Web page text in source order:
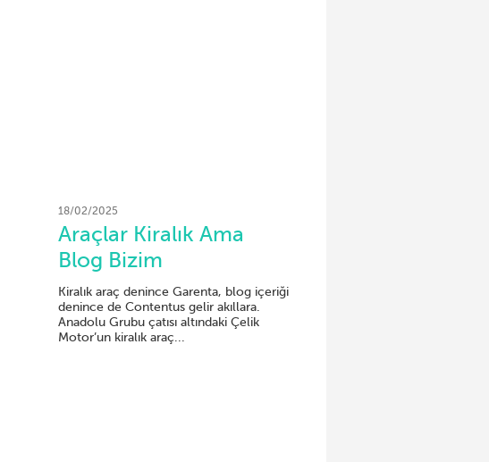
18/02/2025
Araçlar Kiralık Ama
Blog Bizim
Kiralık araç denince Garenta, blog içeriği
denince de Contentus gelir akıllara.
Anadolu Grubu çatısı altındaki Çelik
Motor’un kiralık araç...